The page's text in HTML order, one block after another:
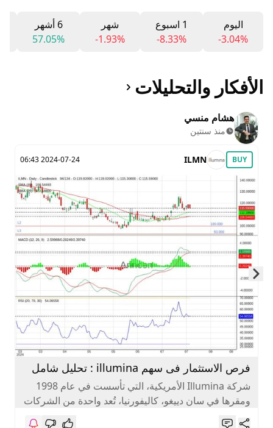
اليوم
-3.04%
1 اسبوع
-8.33%
شهر
-1.93%
6 أشهر
57.05%
الأفكار والتحليلات
هشام منسي
منذ سنتين
BUY
ILMN
2024-07-24 06:43
فرص الاستثمار فى سهم illumina : تحليل شامل
لعام 2024
شركة Illumina الأمريكية، التي تأسست في عام 1998
ومقرها في سان دييغو، كاليفورنيا، تُعد واحدة من الشركات
الرائدة عالميًا في...
Skip to next slide page